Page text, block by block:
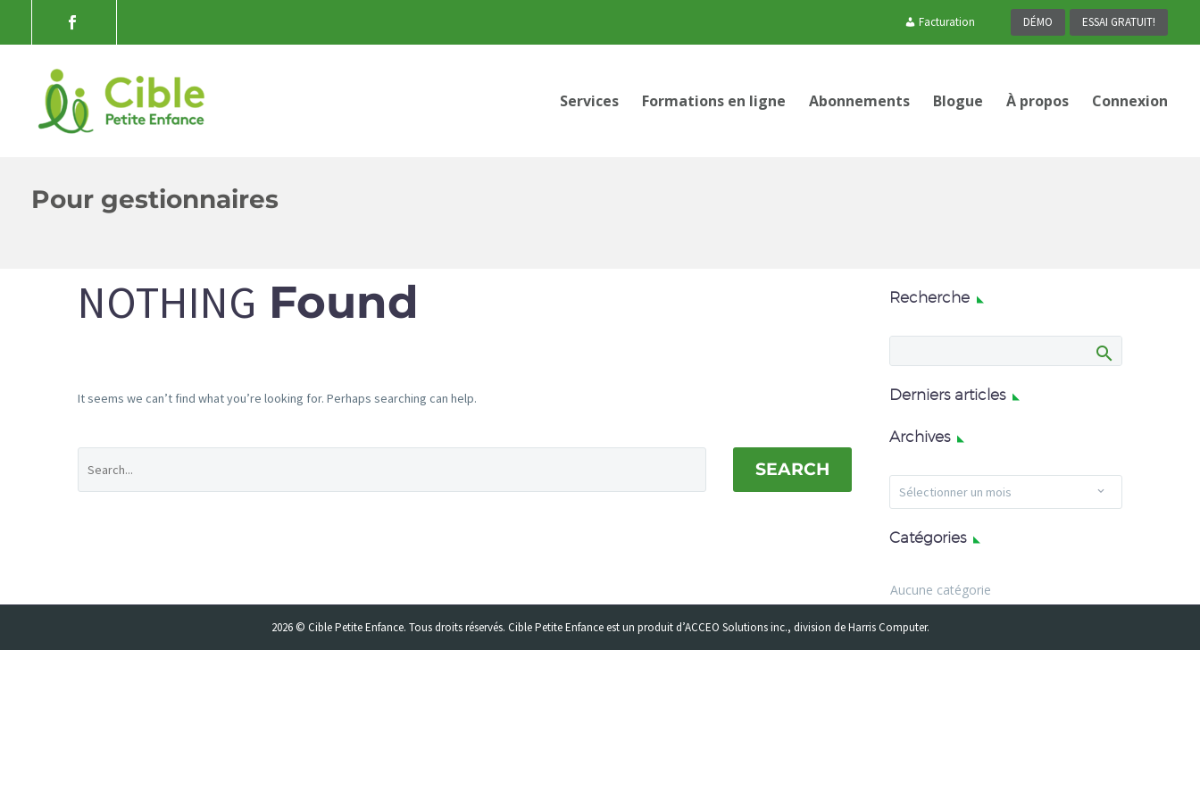
Facturation DÉMO ESSAI GRATUIT!
Services Formations en ligne Abonnements Blogue À propos Connexion
Pour gestionnaires
NOTHING Found
It seems we can’t find what you’re looking for. Perhaps searching can help.
SEARCH
Recherche
Derniers articles
Archives
Archives
Sélectionner un mois
Catégories
Aucune catégorie
2026 © Cible Petite Enfance. Tous droits réservés. Cible Petite Enfance est un produit d’ACCEO Solutions inc., division de Harris Computer.